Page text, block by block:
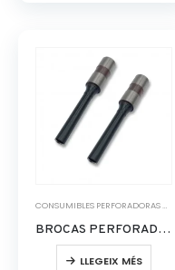
CONSUMIBLES PERFORADORAS DE PAPEL
BROCAS PERFORADORA DE PAPEL 10
LLEGEIX MÉS